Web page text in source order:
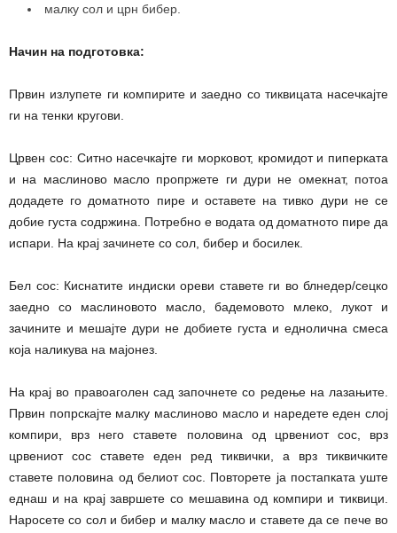
малку сол и црн бибер.
Начин на подготовка:
Првин излупете ги компирите и заедно со тиквицата насечкајте
ги на тенки кругови.
Црвен сос: Ситно насечкајте ги морковот, кромидот и пиперката
и на маслиново масло пропржете ги дури не омекнат, потоа
додадете го доматното пире и оставете на тивко дури не се
добие густа содржина. Потребно е водата од доматното пире да
испари. На крај зачинете со сол, бибер и босилек.
Бел сос: Киснатите индиски ореви ставете ги во блнедер/сецко
заедно со маслиновото масло, бадемовото млеко, лукот и
зачините и мешајте дури не добиете густа и еднолична смеса
која наликува на мајонез.
На крај во правоаголен сад започнете со редење на лазањите.
Првин попрскајте малку маслиново масло и наредете еден слој
компири, врз него ставете половина од црвениот сос, врз
црвениот сос ставете еден ред тиквички, а врз тиквичките
ставете половина од белиот сос. Повторете ја постапката уште
еднаш и на крај завршете со мешавина од компири и тиквици.
Наросете со сол и бибер и малку масло и ставете да се пече во